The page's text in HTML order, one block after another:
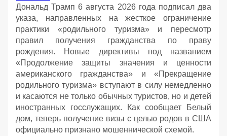
Дональд Трамп 6 августа 2026 года подписал два
указа, направленных на жесткое ограничение
практики «родильного туризма» и пересмотр
правил получения гражданства по праву
рождения. Новые директивы под названием
«Продолжение защиты значения и ценности
американского гражданства» и «Прекращение
родильного туризма» вступают в силу немедленно
и касаются не только обычных туристов, но и детей
иностранных госслужащих. Как сообщает Белый
дом, теперь получение визы с целью родов в США
официально признано мошеннической схемой.